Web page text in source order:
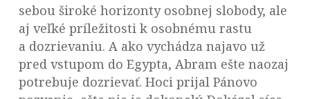
sebou široké horizonty osobnej slobody, ale
aj veľké príležitosti k osobnému rastu
a dozrievaniu. A ako vychádza najavo už
pred vstupom do Egypta, Abram ešte naozaj
potrebuje dozrievať. Hoci prijal Pánovo